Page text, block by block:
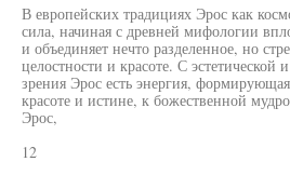
В европейских традициях Эрос как
сила, начиная с древней мифологии
и объединяет нечто разделенное, но
целостности и красоте. С эстетической
зрения Эрос есть энергия,
красоте и истине, к божественной
Эрос,
12